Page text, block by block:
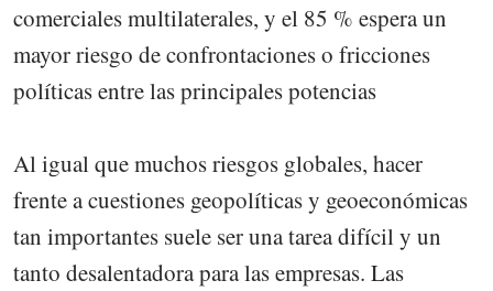
comerciales multilaterales, y el 85 % espera un
mayor riesgo de confrontaciones o fricciones
políticas entre las principales potencias
Al igual que muchos riesgos globales, hacer
frente a cuestiones geopolíticas y geoeconómicas
tan importantes suele ser una tarea difícil y un
tanto desalentadora para las empresas. Las